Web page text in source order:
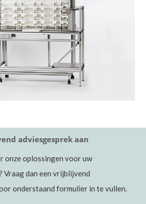
adviesgesprek aan
onze oplossingen voor uw
Vraag dan een vrijblijvend
onderstaand formulier in te vullen.